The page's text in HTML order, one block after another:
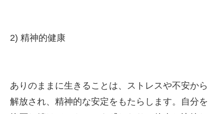
2) 精神的健康
ありのままに生きることは、ストレスや不安から
解放され、精神的な安定をもたらします。自分を